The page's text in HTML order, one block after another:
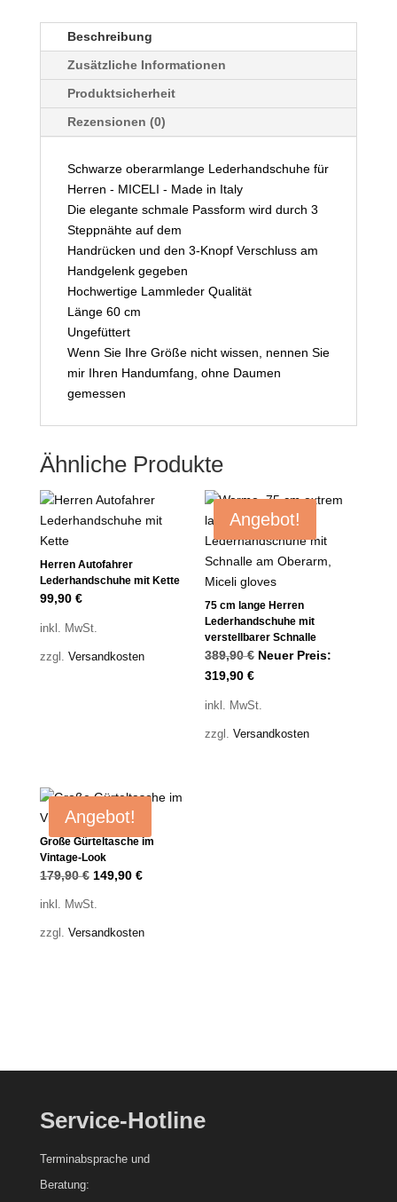
Beschreibung
Zusätzliche Informationen
Produktsicherheit
Rezensionen (0)
Schwarze oberarmlange Lederhandschuhe für
Herren - MICELI - Made in Italy
Die elegante schmale Passform wird durch 3
Steppnähte auf dem
Handrücken und den 3-Knopf Verschluss am
Handgelenk gegeben
Hochwertige Lammleder Qualität
Länge 60 cm
Ungefüttert
Wenn Sie Ihre Größe nicht wissen, nennen Sie
mir Ihren Handumfang, ohne Daumen
gemessen
Ähnliche Produkte
Herren Autofahrer
Lederhandschuhe mit Kette
99,90 €
inkl. MwSt.
zzgl. Versandkosten
Angebot!
75 cm lange Herren
Lederhandschuhe mit
verstellbarer Schnalle
389,90€ Ursprünglicher
Neuer Preis:
319,90€Aktueller
319,90 €.
inkl. MwSt.
zzgl.Versandkosten
Angebot!
Große Gürteltasche im
Vintage-Look
179,90€ Ursprünglicher
179,90 €
149,90 €Aktueller
149,90 €.
inkl. MwSt.
zzgl. Versandkosten
Service-Hotline
Terminabsprache und
Beratung: